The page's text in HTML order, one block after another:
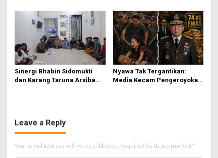
Terima Resmi
Sinergi Bhabin Sidomukti
dan Karang Taruna Arsiba
Nyawa Tak Tergantikan:
Media Kecam Pengeroyokan
Leave a Reply
Your email address will not be published. Required fields are marked *